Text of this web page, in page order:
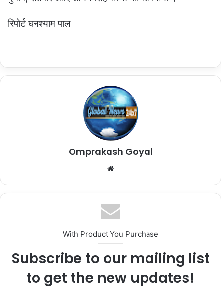
रिपोर्ट घनश्याम पाल
Omprakash Goyal
Website
With Product You Purchase
Subscribe to our mailing list
to get the new updates!